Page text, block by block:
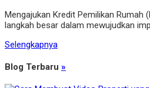
Mengajukan Kredit Pemilikan Rumah
langkah besar dalam mewujudkan
Selengkapnya
Blog Terbaru »